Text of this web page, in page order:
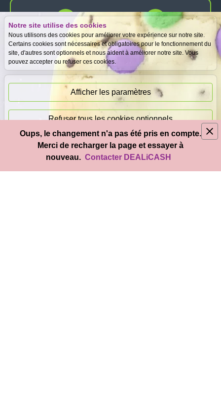
Notre site utilise des cookies
Nous utilisons des cookies pour améliorer votre expérience sur notre site.
Certains cookies sont nécessaires et obligatoires pour le fonctionnement du
site, d'autres sont optionnels et nous aident à améliorer notre site. Vous
pouvez accepter ou refuser ces cookies.
Afficher les paramètres
Refuser tous les cookies optionnels
Accepter tous les cookies
Expertise
gratuite
Meilleurs prix
garantis
Paiement
immédiat
© 2026 DEALiCASH- Tous droits réservés
Oups, le changement n'a pas été pris en compte.
Merci de recharger la page et essayer à
nouveau. Contacter DEALiCASH